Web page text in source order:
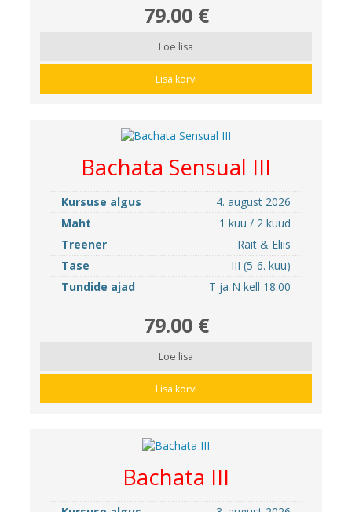
79.00 €
Loe lisa
Lisa korvi
Bachata Sensual III
Kursuse algus
4. august 2026
Maht
1 kuu / 2 kuud
Treener
Rait & Eliis
Tase
III (5-6. kuu)
Tundide ajad
T ja N kell 18:00
79.00 €
Loe lisa
Lisa korvi
Bachata III